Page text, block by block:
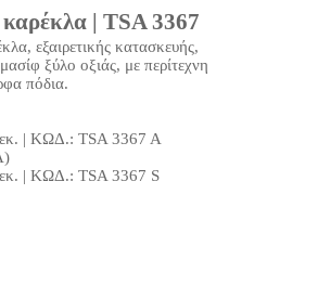
| TSA 3367
εξαιρετικής κατασκευής,
ξύλο οξιάς, με περίτεχνη
πόδια.
| ΚΩΔ.: TSA 3367 A
| ΚΩΔ.: TSA 3367 S